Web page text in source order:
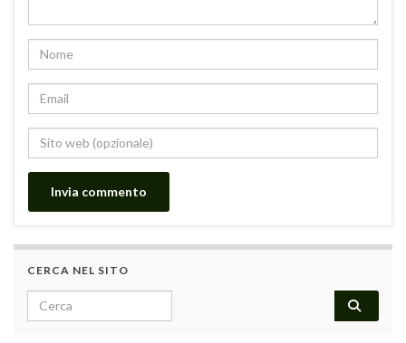
CERCA NEL SITO
Search for: